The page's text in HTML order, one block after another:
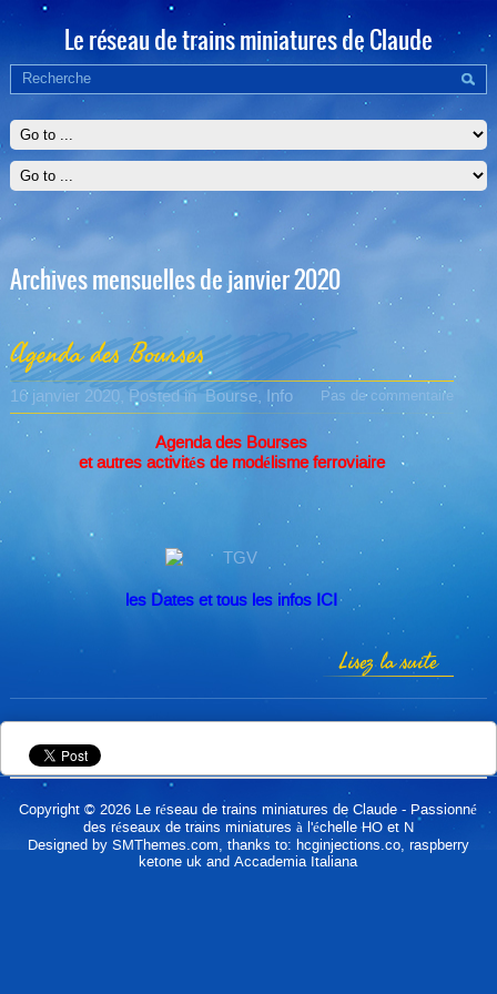
Le réseau de trains miniatures de Claude
Archives mensuelles de janvier 2020
Agenda des Bourses
16 janvier 2020, Posted in Bourse, Info Pas de commentaire
Agenda des Bourses
et autres activités de modélisme ferroviaire
les Dates et tous les infos ICI
Lisez la suite
Copyright © 2026 Le réseau de trains miniatures de Claude - Passionné
des réseaux de trains miniatures à l'échelle HO et N
Designed by SMThemes.com , thanks to: hcginjections.co, raspberry
ketone uk andAccademia Italiana